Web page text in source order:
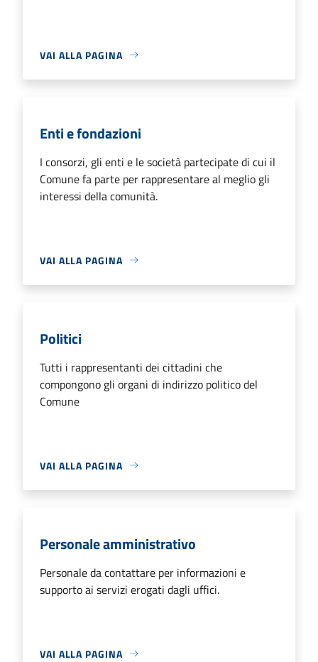
VAI ALLA PAGINA
Enti e fondazioni
I consorzi, gli enti e le società partecipate di cui il
Comune fa parte per rappresentare al meglio gli
interessi della comunità.
VAI ALLA PAGINA
Politici
Tutti i rappresentanti dei cittadini che
compongono gli organi di indirizzo politico del
Comune
VAI ALLA PAGINA
Personale amministrativo
Personale da contattare per informazioni e
supporto ai servizi erogati dagli uffici.
VAI ALLA PAGINA